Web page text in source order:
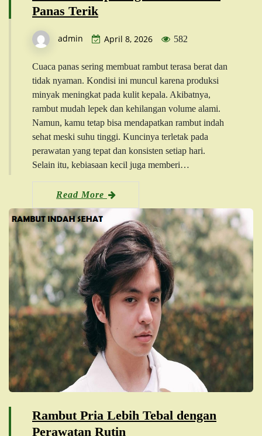
Panas Terik
admin April 8, 2026 582
Cuaca panas sering membuat rambut terasa berat dan
tidak nyaman. Kondisi ini muncul karena produksi
minyak meningkat pada kulit kepala. Akibatnya,
rambut mudah lepek dan kehilangan volume alami.
Namun, kamu tetap bisa mendapatkan rambut indah
sehat meski suhu tinggi. Kuncinya terletak pada
perawatan yang tepat dan konsisten setiap hari.
Selain itu, kebiasaan kecil juga memberi…
Read More
Rambut Pria Lebih Tebal dengan
Perawatan Rutin